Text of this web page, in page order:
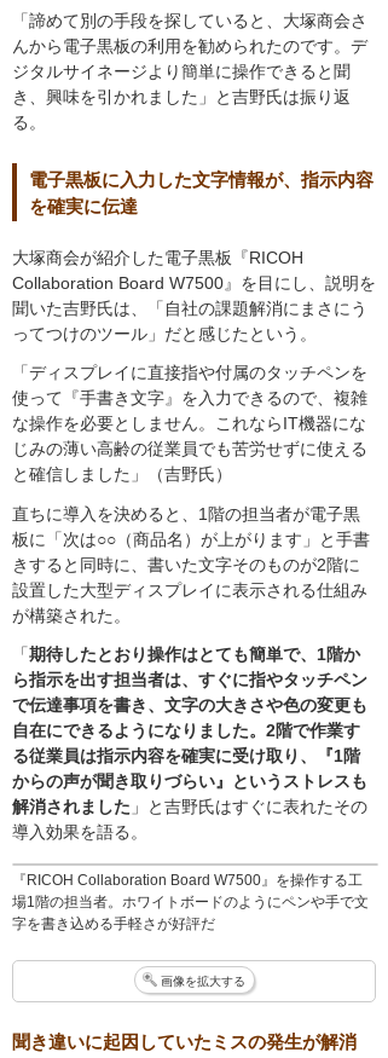
「諦めて別の手段を探していると、大塚商会さ
んから電子黒板の利用を勧められたのです。デ
ジタルサイネージより簡単に操作できると聞
き、興味を引かれました」と吉野氏は振り返
る。
電子黒板に入力した文字情報が、指示内容
を確実に伝達
『RICOH Collaboration Board W7500』を操作する工
場1階の担当者。ホワイトボードのようにペンや手で文
字を書き込める手軽さが好評だ
大塚商会が紹介した電子黒板『RICOH
Collaboration Board W7500』を目にし、説明を
聞いた吉野氏は、「自社の課題解消にまさにう
ってつけのツール」だと感じたという。
「ディスプレイに直接指や付属のタッチペンを
使って『手書き文字』を入力できるので、複雑
な操作を必要としません。これならIT機器にな
じみの薄い高齢の従業員でも苦労せずに使える
と確信しました」（吉野氏）
直ちに導入を決めると、1階の担当者が電子黒
板に「次は○○（商品名）が上がります」と手書
きすると同時に、書いた文字そのものが2階に
設置した大型ディスプレイに表示される仕組み
が構築された。
「期待したとおり操作はとても簡単で、1階か
ら指示を出す担当者は、すぐに指やタッチペン
で伝達事項を書き、文字の大きさや色の変更も
自在にできるようになりました。2階で作業す
る従業員は指示内容を確実に受け取り、『1階
からの声が聞き取りづらい』というストレスも
解消されました 」と吉野氏はすぐに表れたその
導入効果を語る。
画像を拡大する
聞き違いに起因していたミスの発生が解消